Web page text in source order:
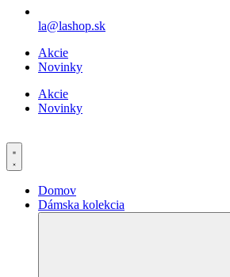
la@lashop.sk
Akcie
Novinky
Akcie
Novinky
Domov
Dámska kolekcia